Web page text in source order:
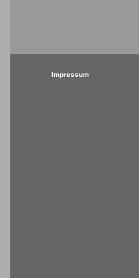
Impressum